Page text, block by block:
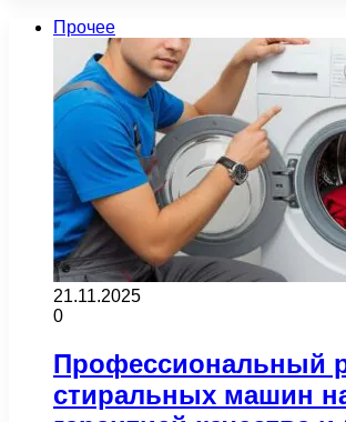
Прочее
21.11.2025
0
Профессиональный
стиральных машин